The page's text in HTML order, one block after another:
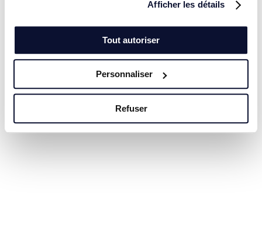
Afficher les détails
Tout autoriser
Personnaliser
Refuser